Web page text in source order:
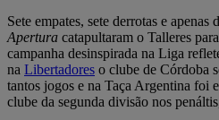
Sete empates, sete derrotas e apenas
Apertura catapultaram o Talleres
campanha desinspirada na Liga
na Libertadores o clube de Córdoba
tantos jogos e na Taça Argentina foi
clube da segunda divisão nos